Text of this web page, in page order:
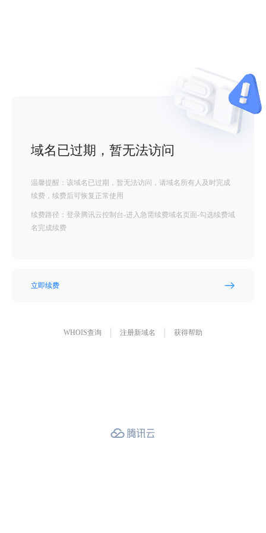
域名已过期，暂无法访问
温馨提醒：该域名已过期，暂无法访问，请域名所有人及时完成
续费，续费后可恢复正常使用
续费路径：登录腾讯云控制台-进入急需续费域名页面-勾选续费域
名完成续费
立即续费
WHOIS查询 注册新域名 获得帮助